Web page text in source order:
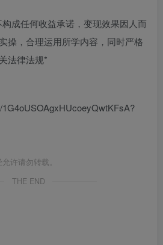
成任何收益承诺，变现效果因人而
操，合理运用所学内容，同时严格
法律法规*
许请勿转载。
THE END